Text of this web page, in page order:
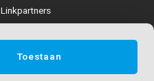
Linkpartners
Toestaan